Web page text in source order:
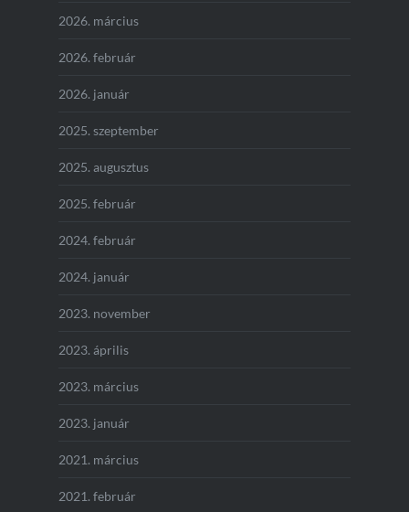
2026. március
2026. február
2026. január
2025. szeptember
2025. augusztus
2025. február
2024. február
2024. január
2023. november
2023. április
2023. március
2023. január
2021. március
2021. február